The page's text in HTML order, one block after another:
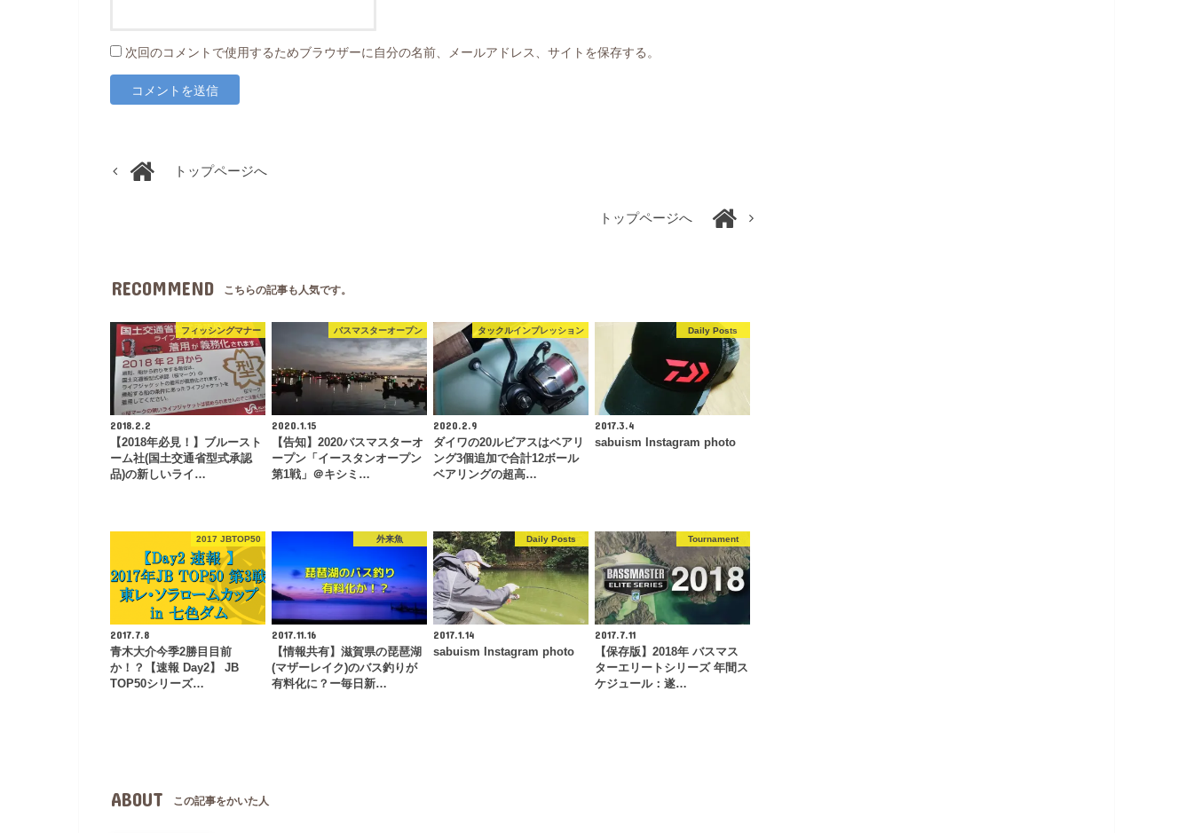
次回のコメントで使用するためブラウザーに自分の名前、メールアドレス、サイトを保存する。
トップページへ
トップページへ
RECOMMEND こちらの記事も人気です。
フィッシングマナー
2018.2.2
【2018年必見！】ブルースト
ーム社(国土交通省型式承認
品)の新しいライ…
バスマスターオープン
2020.1.15
【告知】2020バスマスターオ
ープン「イースタンオープン
第1戦」＠キシミ…
タックルインプレッション
2020.2.9
ダイワの20ルビアスはベアリ
ング3個追加で合計12ボール
ベアリングの超高…
Daily Posts
2017.3.4
sabuism Instagram photo
2017 JBTOP50
2017.7.8
青木大介今季2勝目目前
か！？【速報 Day2】 JB
TOP50シリーズ…
外来魚
2017.11.16
【情報共有】滋賀県の琵琶湖
(マザーレイク)のバス釣りが
有料化に？ー毎日新…
Daily Posts
2017.1.14
sabuism Instagram photo
Tournament
2017.7.11
【保存版】2018年 バスマス
ターエリートシリーズ 年間ス
ケジュール：遂…
ABOUT この記事をかいた人